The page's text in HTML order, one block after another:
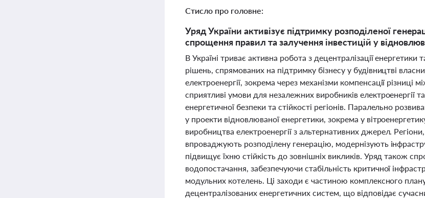
Стисло про головне:
Уряд України активізує підтримку розподіленої
спрощення правил та залучення інвестицій у
В Україні триває активна робота з децентралізації енергетики
рішень, спрямованих на підтримку бізнесу у будівництві
електроенергії, зокрема через механізми компенсації
сприятливі умови для незалежних виробників
енергетичної безпеки та стійкості регіонів. Паралельно
у проекти відновлюваної енергетики, зокрема у
виробництва електроенергії з альтернативних джерел.
впроваджують розподілену генерацію, модернізують
підвищує їхню стійкість до зовнішніх викликів. Уряд також
водопостачання, забезпечуючи стабільність критичної
модульних котелень. Ці заходи є частиною комплексного
децентралізованих енергетичних систем, що відповідає